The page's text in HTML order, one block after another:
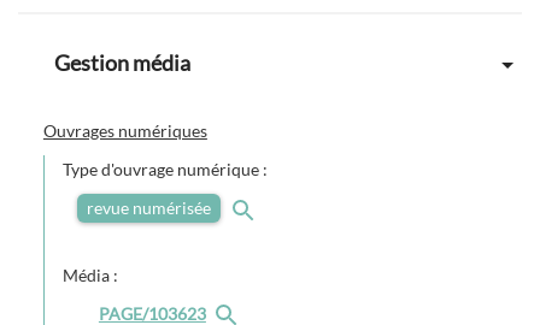
Gestion média
Ouvrages numériques
Type d'ouvrage numérique :
revue numérisée
Média :
PAGE/103623